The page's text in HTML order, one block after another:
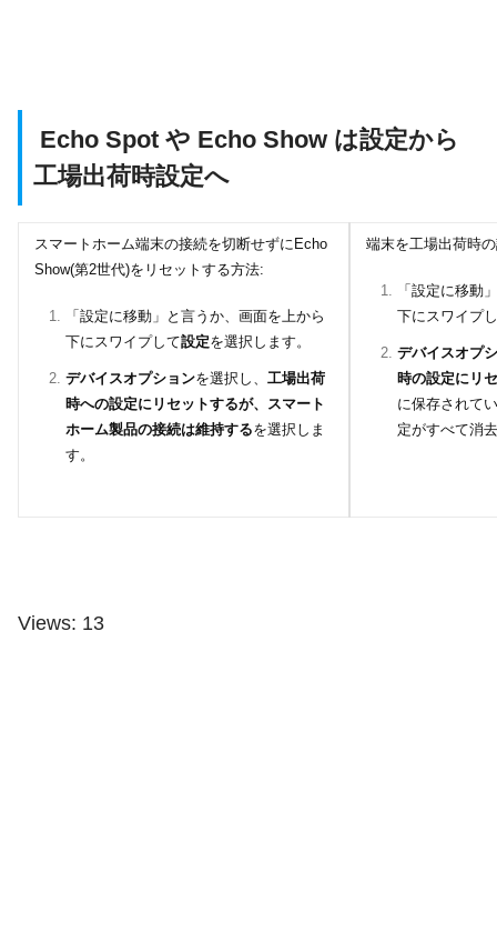
Echo Spot や Echo Show は設定から
工場出荷時設定へ
スマートホーム端末の接続を切断せずにEcho
Show(第2世代)をリセットする方法:
「設定に移動」と言うか、画面を上から
下にスワイプして設定を選択します。
デバイスオプションを選択し、 工場出荷
時への設定にリセットするが、スマート
ホーム製品の接続は維持するを選択しま
す。
端末を工場出荷時
「設定に移動
下にスワイプ
デバイスオプ
時の設定にリ
に保存されて
定がすべて消
Views: 13